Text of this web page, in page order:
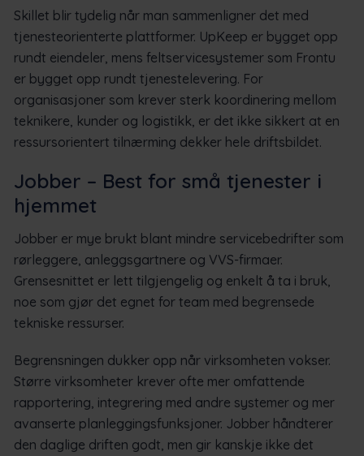
Skillet blir tydelig når man sammenligner det med
tjenesteorienterte plattformer. UpKeep er bygget opp
rundt eiendeler, mens feltservicesystemer som Frontu
er bygget opp rundt tjenestelevering. For
organisasjoner som krever sterk koordinering mellom
teknikere, kunder og logistikk, er det ikke sikkert at en
ressursorientert tilnærming dekker hele driftsbildet.
Jobber – Best for små tjenester i
hjemmet
Jobber er mye brukt blant mindre servicebedrifter som
rørleggere, anleggsgartnere og VVS-firmaer.
Grensesnittet er lett tilgjengelig og enkelt å ta i bruk,
noe som gjør det egnet for team med begrensede
tekniske ressurser.
Begrensningen dukker opp når virksomheten vokser.
Større virksomheter krever ofte mer omfattende
rapportering, integrering med andre systemer og mer
avanserte planleggingsfunksjoner. Jobber håndterer
den daglige driften godt, men gir kanskje ikke det